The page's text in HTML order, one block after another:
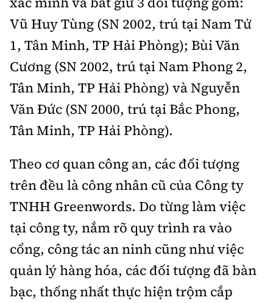
Tổng biên tập:Nguyễn Thị Hồng Nga
Phó Tổng biên tập:Nguyễn Sơn Tùng,
Nguyễn Đức Thắng, La Đức Hùng
Hotline:
0901 514 799
Quảng cáo và Phát hành:
0915 057 282
Email:bandoc@baoxaydung.vn
Cấm sao chép dưới mọi hình thức nếu không có sự
chấp thuận bằng văn bản.
Thông tin tòa
soạn
Vũ Huy Tùng (SN 2002, trú tại Nam Tử
1, Tân Minh, TP Hải Phòng); Bùi Văn
Cương (SN 2002, trú tại Nam Phong 2,
Tân Minh, TP Hải Phòng) và Nguyễn
Văn Đức (SN 2000, trú tại Bắc Phong,
Tân Minh, TP Hải Phòng).
Theo cơ quan công an, các đối tượng
trên đều là công nhân cũ của Công ty
TNHH Greenwords. Do từng làm việc
tại công ty, nắm rõ quy trình ra vào
cổng, công tác an ninh cũng như việc
quản lý hàng hóa, các đối tượng đã bàn
bạc, thống nhất thực hiện trộm cắp